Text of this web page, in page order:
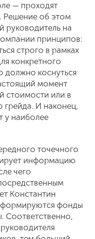
— проходят
Решение об этом
руководитель на
принципов:
строго в рамках
конкретного
должно коснуться
момент
стоимости или в
грейда. И наконец,
у наиболее
точечного
информацию
чего
Константин
фонды
Соответственно,